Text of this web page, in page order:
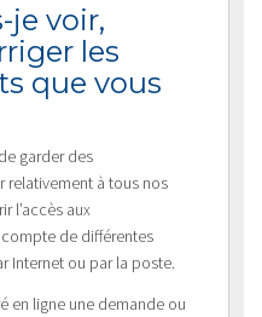
je voir,
les
que vous
garder des
relativement à tous nos
l’accès aux
de différentes
Internet ou par la poste.
en ligne une demande ou